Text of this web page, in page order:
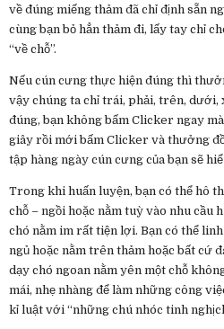
về đúng miếng thảm đã chỉ định sẵn
cùng bạn bỏ hẳn thảm đi, lấy tay chỉ
“về chỗ”.
Nếu cún cưng thực hiện đúng thì
vậy chúng ta chỉ trái, phải, trên, dưới,
đúng, bạn không bấm Clicker ngay
giây rồi mới bấm Clicker và thưởng
tập hàng ngày cún cưng của bạn sẽ
Trong khi huấn luyện, bạn có thể hô
chỗ – ngồi hoặc nằm tuỳ vào nhu cầu
chó nằm im rất tiện lợi. Bạn có thể
ngủ hoặc nằm trên thảm hoặc bất cứ
dạy chó ngoan nằm yên một chỗ
mái, nhẹ nhàng để làm những công
kỉ luật với “những chú nhóc tinh